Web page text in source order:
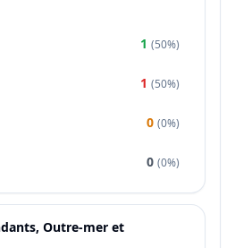
1 (50%)
1 (50%)
0 (0%)
0 (0%)
Outre-mer et